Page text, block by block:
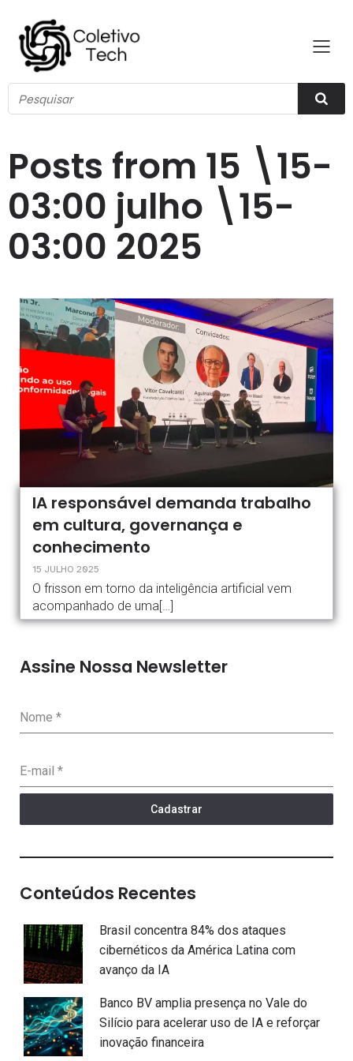
Posts from 15 \15-
03:00 julho \15-
03:00 2025
IA responsável demanda trabalho
em cultura, governança e
conhecimento
15 JULHO 2025
O frisson em torno da inteligência artificial vem
acompanhado de uma[…]
Assine Nossa Newsletter
Nome *
E-mail *
Cadastrar
Conteúdos Recentes
Brasil concentra 84% dos ataques
cibernéticos da América Latina com
avanço da IA
Banco BV amplia presença no Vale do
Silício para acelerar uso de IA e reforçar
inovação financeira